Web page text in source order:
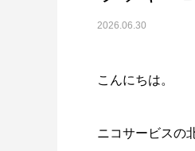
2026.06.30
こんにちは。
ニコサービスの